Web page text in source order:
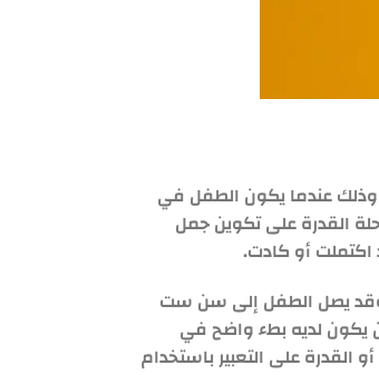
وذلك عندما يكون الطفل في
القدرة على تكوين جمل
اكتملت أو كادت.
وقد يصل الطفل إلى سن ست
يكون لديه بطء واضح في
على التعبير باستخدام